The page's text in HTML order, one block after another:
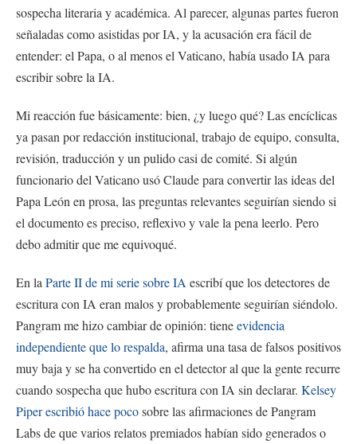
sospecha literaria y académica. Al parecer, algunas partes fueron
señaladas como asistidas por IA, y la acusación era fácil de
entender: el Papa, o al menos el Vaticano, había usado IA para
escribir sobre la IA.
Mi reacción fue básicamente: bien, ¿y luego qué? Las encíclicas
ya pasan por redacción institucional, trabajo de equipo, consulta,
revisión, traducción y un pulido casi de comité. Si algún
funcionario del Vaticano usó Claude para convertir las ideas del
Papa León en prosa, las preguntas relevantes seguirían siendo si
el documento es preciso, reflexivo y vale la pena leerlo. Pero
debo admitir que me equivoqué.
En la Parte II de mi serie sobre IA escribí que los detectores de
escritura con IA eran malos y probablemente seguirían siéndolo.
Pangram me hizo cambiar de opinión: tieneevidencia
independiente que lo respalda, afirma una tasa de falsos positivos
muy baja y se ha convertido en el detector al que la gente recurre
cuando sospecha que hubo escritura con IA sin declarar. Kelsey
Piper escribió hace pocosobre las afirmaciones de Pangram
Labs de que varios relatos premiados habían sido generados o